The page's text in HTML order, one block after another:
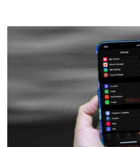
Frankenstein45.Com